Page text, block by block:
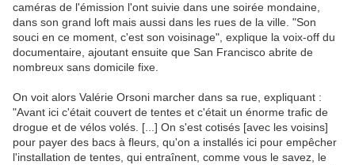
caméras de l'émission l'ont suivie dans une soirée mondaine,
dans son grand loft mais aussi dans les rues de la ville. "Son
souci en ce moment, c'est son voisinage", explique la voix-off du
documentaire, ajoutant ensuite que San Francisco abrite de
nombreux sans domicile fixe.
On voit alors Valérie Orsoni marcher dans sa rue, expliquant :
"Avant ici c'était couvert de tentes et c'était un énorme trafic de
drogue et de vélos volés. [...] On s'est cotisés [avec les voisins]
pour payer des bacs à fleurs, qu'on a installés ici pour empêcher
l'installation de tentes, qui entraînent, comme vous le savez, le